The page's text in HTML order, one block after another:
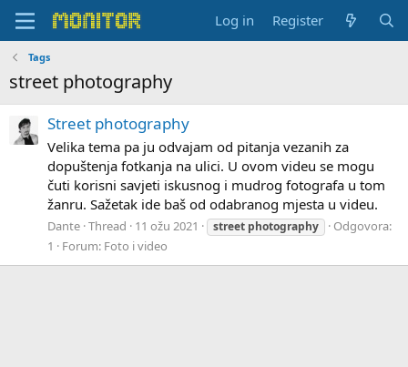
Log in Register
Tags
street photography
Street photography
Velika tema pa ju odvajam od pitanja vezanih za
dopuštenja fotkanja na ulici. U ovom videu se mogu
čuti korisni savjeti iskusnog i mudrog fotografa u tom
žanru. Sažetak ide baš od odabranog mjesta u videu.
Dante Thread 11 ožu 2021 street photography
Odgovora:
1
Forum: Foto i video